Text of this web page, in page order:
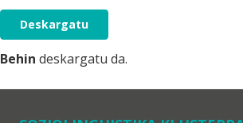
Deskargatu
Behin deskargatu da.